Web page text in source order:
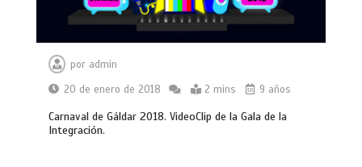
por admin
20 de enero de 2018
2 mins 9 años
Carnaval de Gáldar 2018. VideoClip de la Gala de la
Integración.